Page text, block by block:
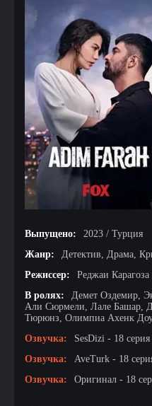
Выпущено:
2023 / Турция
Жанр:
Детектив, Драма,
Режиссер:
Реджаи Карагоза
В ролях:
Демет Оздемир,
Али Сюрмели, Лале Башар,
Тюрюнз, Олимпиа Ахенк
Озвучка:
SesDizi - 18 серия
Озвучка:
AveTurk - 18
Озвучка:
Оригинал - 18